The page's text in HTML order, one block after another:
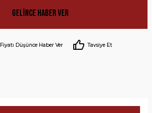
Gelince Haber Ver
Fiyatı Düşünce Haber Ver Tavsiye Et